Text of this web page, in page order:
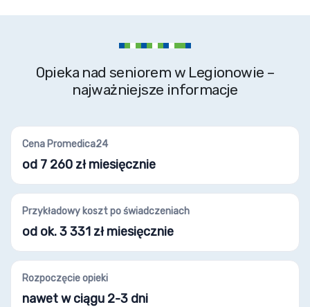
Opieka nad seniorem w Legionowie –
najważniejsze informacje
Cena Promedica24
od 7 260 zł miesięcznie
Przykładowy koszt po świadczeniach
od ok. 3 331 zł miesięcznie
Rozpoczęcie opieki
nawet w ciągu 2-3 dni